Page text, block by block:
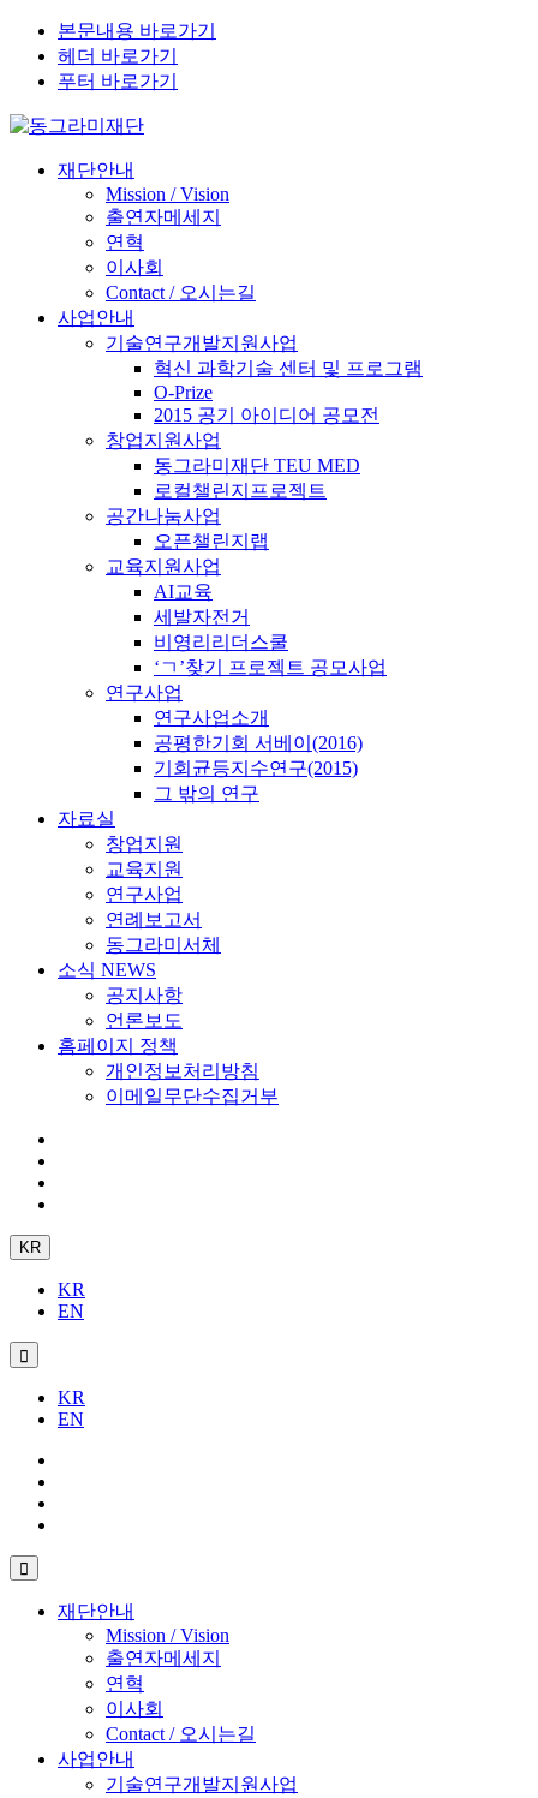
본문내용 바로가기
헤더 바로가기
푸터 바로가기
재단안내
Mission / Vision
출연자메세지
연혁
이사회
Contact / 오시는길
사업안내
기술연구개발지원사업
혁신 과학기술 센터 및 프로그램
O-Prize
2015 공기 아이디어 공모전
창업지원사업
동그라미재단 TEU MED
로컬챌린지프로젝트
공간나눔사업
오픈챌린지랩
교육지원사업
AI교육
세발자전거
비영리리더스쿨
‘ㄱ’찾기 프로젝트 공모사업
연구사업
연구사업소개
공평한기회 서베이(2016)
기회균등지수연구(2015)
그 밖의 연구
자료실
창업지원
교육지원
연구사업
연례보고서
동그라미서체
소식 NEWS
공지사항
언론보도
홈페이지 정책
개인정보처리방침
이메일무단수집거부
KR
KR
EN
KR
EN
재단안내
Mission / Vision
출연자메세지
연혁
이사회
Contact / 오시는길
사업안내
기술연구개발지원사업